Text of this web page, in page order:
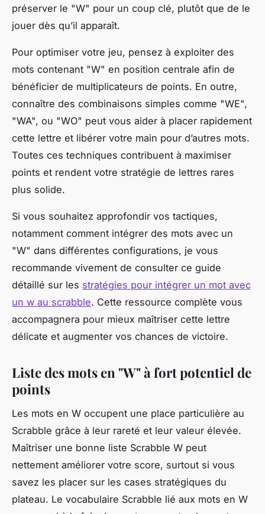
préserver le "W" pour un coup clé, plutôt que de le
jouer dès qu’il apparaît.
Pour optimiser votre jeu, pensez à exploiter des
mots contenant "W" en position centrale afin de
bénéficier de multiplicateurs de points. En outre,
connaître des combinaisons simples comme "WE",
"WA", ou "WO" peut vous aider à placer rapidement
cette lettre et libérer votre main pour d’autres mots.
Toutes ces techniques contribuent à maximiser
points et rendent votre stratégie de lettres rares
plus solide.
Si vous souhaitez approfondir vos tactiques,
notamment comment intégrer des mots avec un
"W" dans différentes configurations, je vous
recommande vivement de consulter ce guide
détaillé sur les stratégies pour intégrer un mot avec
un w au scrabble. Cette ressource complète vous
accompagnera pour mieux maîtriser cette lettre
délicate et augmenter vos chances de victoire.
Liste des mots en "W" à fort potentiel de
points
Les mots en W occupent une place particulière au
Scrabble grâce à leur rareté et leur valeur élevée.
Maîtriser une bonne liste Scrabble W peut
nettement améliorer votre score, surtout si vous
savez les placer sur les cases stratégiques du
plateau. Le vocabulaire Scrabble lié aux mots en W